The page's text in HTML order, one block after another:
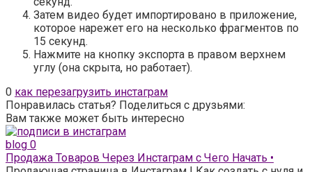
Затем видео будет импортировано в приложение,
которое нарежет его на несколько фрагментов по
15 секунд.
Нажмите на кнопку экспорта в правом верхнем
углу (она скрыта, но работает).
0 как перезагрузить инстаграм
Понравилась статья? Поделиться с друзьями:
Вам также может быть интересно
blog 0
Продажа Товаров Через Инстаграм с Чего Начать •